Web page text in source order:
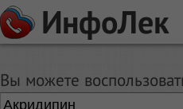
ИнфоЛек
Вы можете